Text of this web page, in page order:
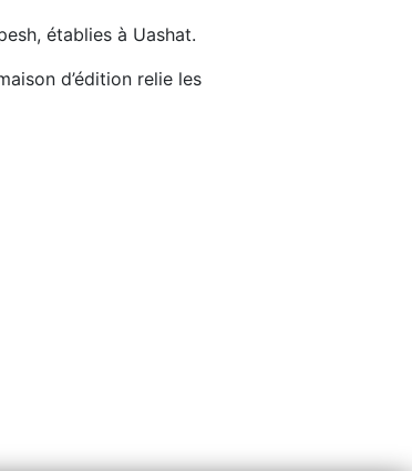
établies à Uashat.
d’édition relie les